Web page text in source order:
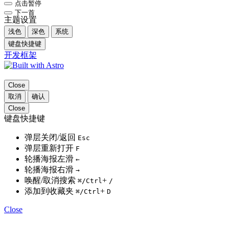
点击暂停
下一首
主题设置
浅色 深色
系统
键盘快捷键
开发框架
Close
取消
确认
Close
键盘快捷键
弹层关闭/返回 Esc
弹层重新打开 F
轮播海报左滑 ←
轮播海报右滑 →
唤醒/取消搜索 ⌘/Ctrl + /
添加到收藏夹 ⌘/Ctrl + D
Close